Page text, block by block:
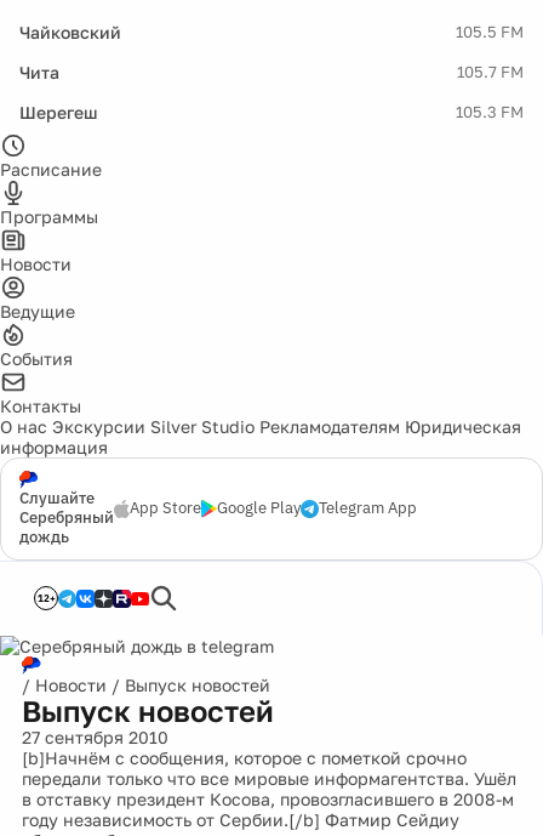
Чайковский 105.5 FM
Чита 105.7 FM
Шерегеш 105.3 FM
Расписание
Программы
Новости
Ведущие
События
Контакты
О нас Экскурсии Silver Studio Рекламодателям Юридическая
информация
Слушайте
Серебряный
дождь
App Store Google Play Telegram App
12+
/ Новости / Выпуск новостей
Выпуск новостей
27 сентября 2010
[b]Начнём с сообщения, которое с пометкой срочно
передали только что все мировые информагентства. Ушёл
в отставку президент Косова, провозгласившего в 2008-м
году независимость от Сербии.[/b] Фатмир Сейдиу